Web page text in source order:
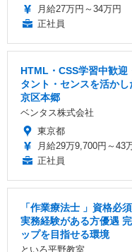
月給27万円～34万円
正社員
HTML・CSS学習中歓迎
タント・センスを活か
京区本郷
ベンタス株式会社
東京都
月給29万9,700円～43
正社員
「作業療法士 」資格必
実務経験がある方優遇
ップを目指せる環境
といろ平野教室